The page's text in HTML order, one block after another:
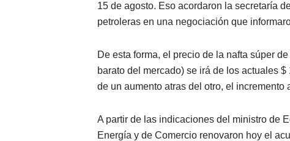
15 de agosto. Eso acordaron la secretaría
petroleras en una negociación que
De esta forma, el precio de la nafta súper
barato del mercado) se irá de los actuales
de un aumento atras del otro, el incremento
A partir de las indicaciones del ministro de
Energía y de Comercio renovaron hoy el